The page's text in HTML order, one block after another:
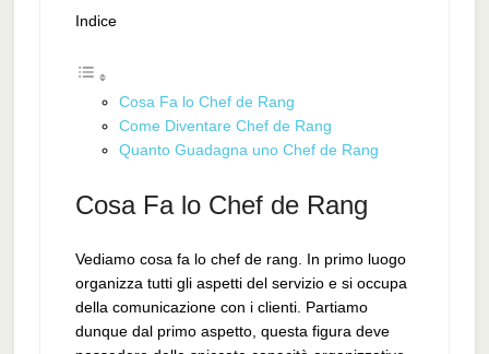
Indice
Cosa Fa lo Chef de Rang
Come Diventare Chef de Rang
Quanto Guadagna uno Chef de Rang
Cosa Fa lo Chef de Rang
Vediamo cosa fa lo chef de rang. In primo luogo
organizza tutti gli aspetti del servizio e si occupa
della comunicazione con i clienti. Partiamo
dunque dal primo aspetto, questa figura deve